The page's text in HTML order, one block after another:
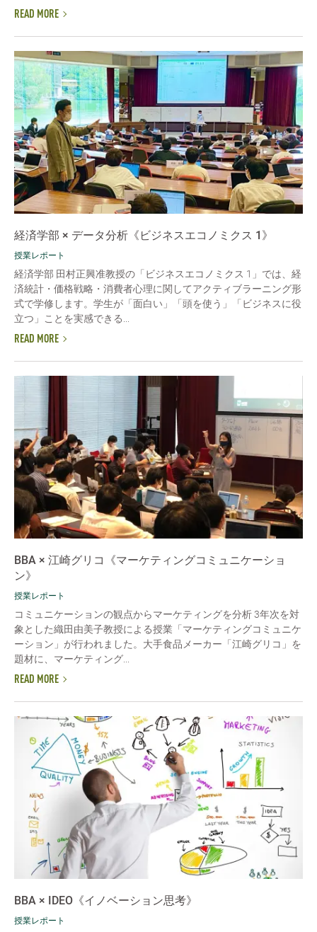
READ MORE
経済学部 × データ分析《ビジネスエコノミクス 1》
授業レポート
経済学部 田村正興准教授の「ビジネスエコノミクス 1」では、経
済統計・価格戦略・消費者心理に関してアクティブラーニング形
式で学修します。学生が「面白い」「頭を使う」「ビジネスに役
立つ」ことを実感できる...
READ MORE
BBA × 江崎グリコ《マーケティングコミュニケーショ
ン》
授業レポート
コミュニケーションの観点からマーケティングを分析 3年次を対
象とした織田由美子教授による授業「マーケティングコミュニケ
ーション」が行われました。大手食品メーカー「江崎グリコ」を
題材に、マーケティング...
READ MORE
BBA × IDEO《イノベーション思考》
授業レポート